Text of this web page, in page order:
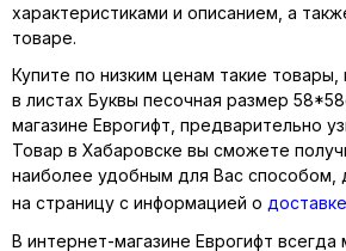
характеристиками и описанием, а
товаре.
Купите по низким ценам такие товары,
в листах Буквы песочная размер
магазине Еврогифт, предварительно
Товар в Хабаровске вы сможете
наиболее удобным для Вас способом,
на страницу с информацией о
В интернет-магазине Еврогифт всегда